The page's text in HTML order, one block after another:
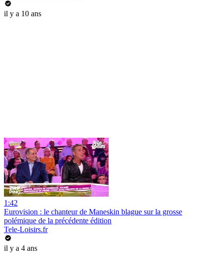
il y a 10 ans
1:42
Eurovision : le chanteur de Maneskin blague sur la grosse
polémique de la précédente édition
Tele-Loisirs.fr
il y a 4 ans